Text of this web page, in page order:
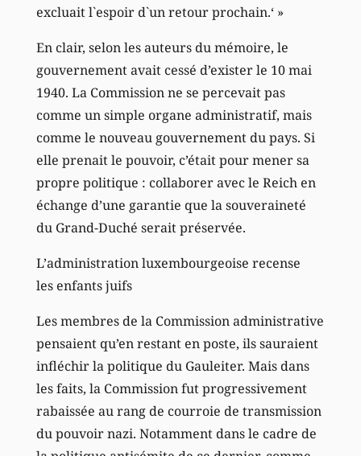
excluait l`espoir d`un retour prochain.‘ »
En clair, selon les auteurs du mémoire, le
gouvernement avait cessé d’exister le 10 mai
1940. La Commission ne se percevait pas
comme un simple organe administratif, mais
comme le nouveau gouvernement du pays. Si
elle prenait le pouvoir, c’était pour mener sa
propre politique : collaborer avec le Reich en
échange d’une garantie que la souveraineté
du Grand-Duché serait préservée.
L’administration luxembourgeoise recense
les enfants juifs
Les membres de la Commission administrative
pensaient qu’en restant en poste, ils sauraient
infléchir la politique du Gauleiter. Mais dans
les faits, la Commission fut progressivement
rabaissée au rang de courroie de transmission
du pouvoir nazi. Notamment dans le cadre de